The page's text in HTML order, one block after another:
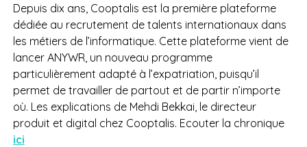
Depuis dix ans, Cooptalis est la première plateforme
dédiée au recrutement de talents internationaux dans
les métiers de l’informatique. Cette plateforme vient de
lancer ANYWR, un nouveau programme
particulièrement adapté à l’expatriation, puisqu’il
permet de travailler de partout et de partir n’importe
où. Les explications de Mehdi Bekkai, le directeur
produit et digital chez Cooptalis. Ecouter la chronique
ici